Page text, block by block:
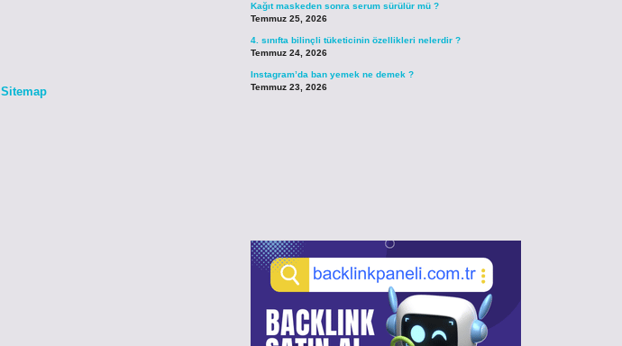
Sitemap
Kağıt maskeden sonra serum sürülür mü ?
Temmuz 25, 2026
4. sınıfta bilinçli tüketicinin özellikleri nelerdir ?
Temmuz 24, 2026
Instagram’da ban yemek ne demek ?
Temmuz 23, 2026